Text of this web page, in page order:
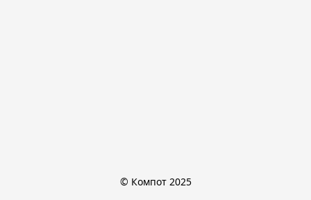
© Компот 2025